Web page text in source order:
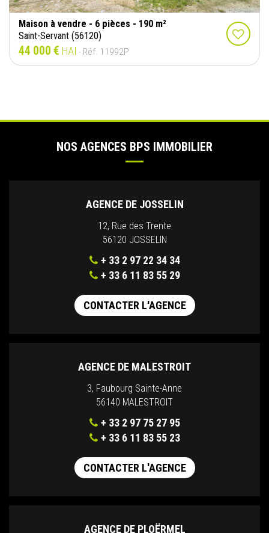
Maison à vendre - 6 pièces - 190 m²
Saint-Servant (56120)
44 000 € HAI - Réf. 11992P
NOS AGENCES BPS IMMOBILIER
AGENCE DE JOSSELIN
12, Rue des Trente
56120 JOSSELIN
+ 33 2 97 22 34 34
+ 33 6 11 83 55 29
CONTACTER L'AGENCE
AGENCE DE MALESTROIT
3, Faubourg Sainte-Anne
56140 MALESTROIT
+ 33 2 97 75 27 95
+ 33 6 11 83 55 23
CONTACTER L'AGENCE
AGENCE DE PLOËRMEL